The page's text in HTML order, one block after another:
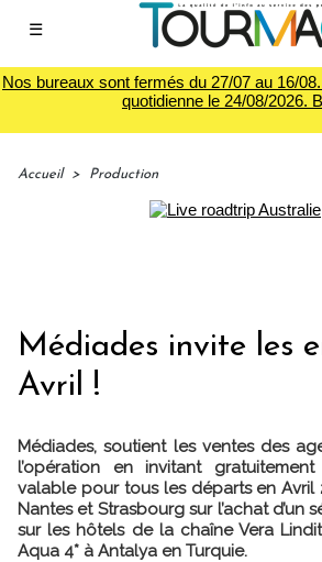
☰
Nos bureaux sont fermés du 27/07 au 16/
quotidienne le 24/08/2026.
Accueil > Production
Médiades invite les
Avril !
Médiades, soutient les ventes des
l’opération en invitant
valable pour tous les départs en Avril
Nantes et Strasbourg sur l’achat d’un
sur les hôtels de la chaîne Vera
Aqua 4* à Antalya en Turquie.